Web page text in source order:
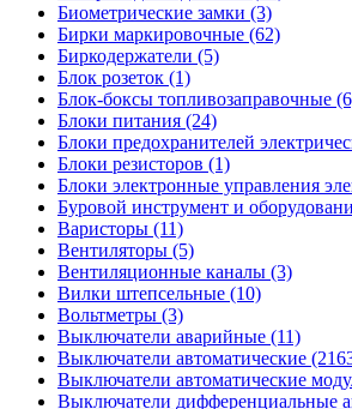
Биометрические замки (3)
Бирки маркировочные (62)
Биркодержатели (5)
Блок розеток (1)
Блок-боксы топливозаправочные
Блоки питания (24)
Блоки предохранителей
Блоки резисторов (1)
Блоки электронные управления
Буровой инструмент и
Варисторы (11)
Вентиляторы (5)
Вентиляционные каналы (3)
Вилки штепсельные (10)
Вольтметры (3)
Выключатели аварийные (11)
Выключатели автоматические
Выключатели автоматические
Выключатели дифференциальные